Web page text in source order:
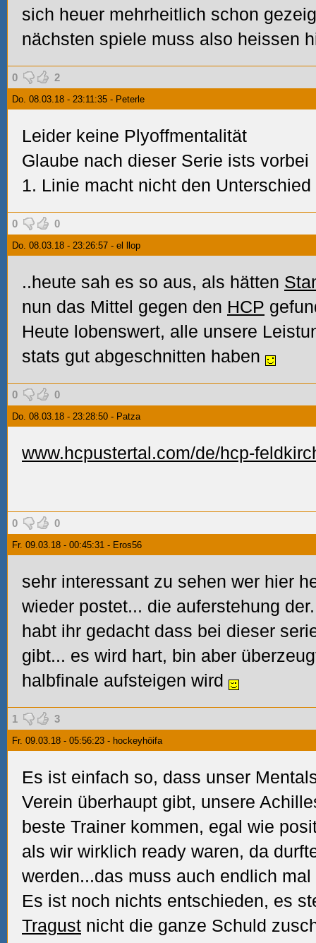
sich heuer mehrheitlich schon
nächsten spiele muss also heissen
0 2
Do. 08.03.18 - 23:11:35 - Peterle
Leider keine Plyoffmentalität
Glaube nach dieser Serie ists vorbei
1. Linie macht nicht den
0 0
Do. 08.03.18 - 23:26:57 - el llop
..heute sah es so aus, als hätten
nun das Mittel gegen den HCP
Heute lobenswert, alle unsere
stats gut abgeschnitten haben
0 0
Do. 08.03.18 - 23:28:50 - Patza
www.hcpustertal.com/de/hcp-
0 0
Fr. 09.03.18 - 00:45:31 - Eros56
sehr interessant zu sehen wer hier
wieder postet... die auferstehung
habt ihr gedacht dass bei dieser
gibt... es wird hart, bin aber
halbfinale aufsteigen wird
1 3
Fr. 09.03.18 - 05:56:23 - hockeyhöifa
Es ist einfach so, dass unser
Verein überhaupt gibt, unsere
beste Trainer kommen, egal wie
als wir wirklich ready waren, da
werden...das muss auch endlich
Es ist noch nichts entschieden, es
Tragust nicht die ganze Schuld